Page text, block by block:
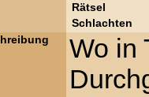
Rätsel
Schlachten
Wo in